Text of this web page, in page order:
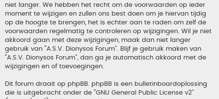
niet langer. We hebben het recht om de voorwaarden op ieder
moment te wijzigen en zullen ons best doen om je hiervan tijdig
op de hoogte te brengen, het is echter aan te raden om zelf de
voorwaarden regelmatig te controleren op wijzigingen. Wil je niet
akkoord gaan met deze wijzigingen, maak dan niet langer
gebruik van “A.S.V. Dionysos Forum”. Blijf je gebruik maken van
“A.S.V. Dionysos Forum”, dan ga je automatisch akkoord met de
wijzigingen en of toevoegingen.
Dit forum draait op phpBB. phpBB is een bulletinboardoplossing
die is uitgebracht onder de “GNU General Public License v2”